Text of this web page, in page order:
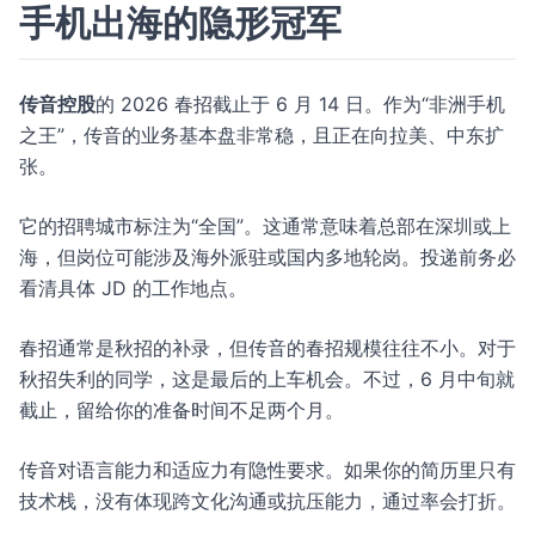
手机出海的隐形冠军
传音控股的 2026 春招截止于 6 月 14 日。作为“非洲手机
之王”，传音的业务基本盘非常稳，且正在向拉美、中东扩
张。
它的招聘城市标注为“全国”。这通常意味着总部在深圳或上
海，但岗位可能涉及海外派驻或国内多地轮岗。投递前务必
看清具体 JD 的工作地点。
春招通常是秋招的补录，但传音的春招规模往往不小。对于
秋招失利的同学，这是最后的上车机会。不过，6 月中旬就
截止，留给你的准备时间不足两个月。
传音对语言能力和适应力有隐性要求。如果你的简历里只有
技术栈，没有体现跨文化沟通或抗压能力，通过率会打折。